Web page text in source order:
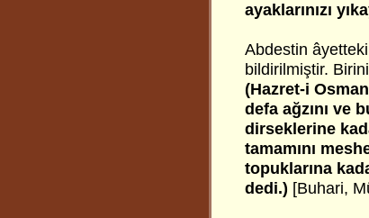
ayaklarınızı
Abdestin
bildirilmiştir.
(Hazret-i
defa ağzını ve
dirseklerine
tamamını
topuklarına
dedi.) [Buhari,